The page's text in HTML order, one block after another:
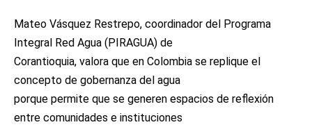
Mateo Vásquez Restrepo, coordinador del Programa
Integral Red Agua (PIRAGUA) de
Corantioquia, valora que en Colombia se replique el
concepto de gobernanza del agua
porque permite que se generen espacios de reflexión
entre comunidades e instituciones